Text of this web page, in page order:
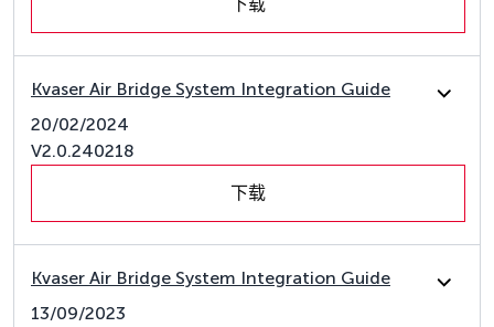
Kvaser Air Bridge System Integration Guide
20/02/2024
V2.0.240218
下载
Kvaser Air Bridge System Integration Guide
13/09/2023